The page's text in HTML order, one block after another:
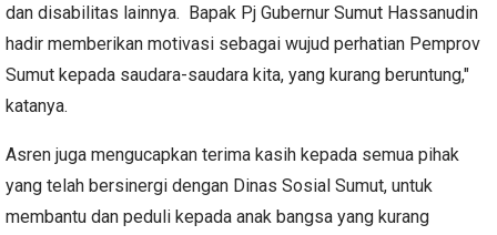
dan disabilitas lainnya. Bapak Pj Gubernur Sumut Hassanudin
hadir memberikan motivasi sebagai wujud perhatian Pemprov
Sumut kepada saudara-saudara kita, yang kurang beruntung,"
katanya.
Asren juga mengucapkan terima kasih kepada semua pihak
yang telah bersinergi dengan Dinas Sosial Sumut, untuk
membantu dan peduli kepada anak bangsa yang kurang